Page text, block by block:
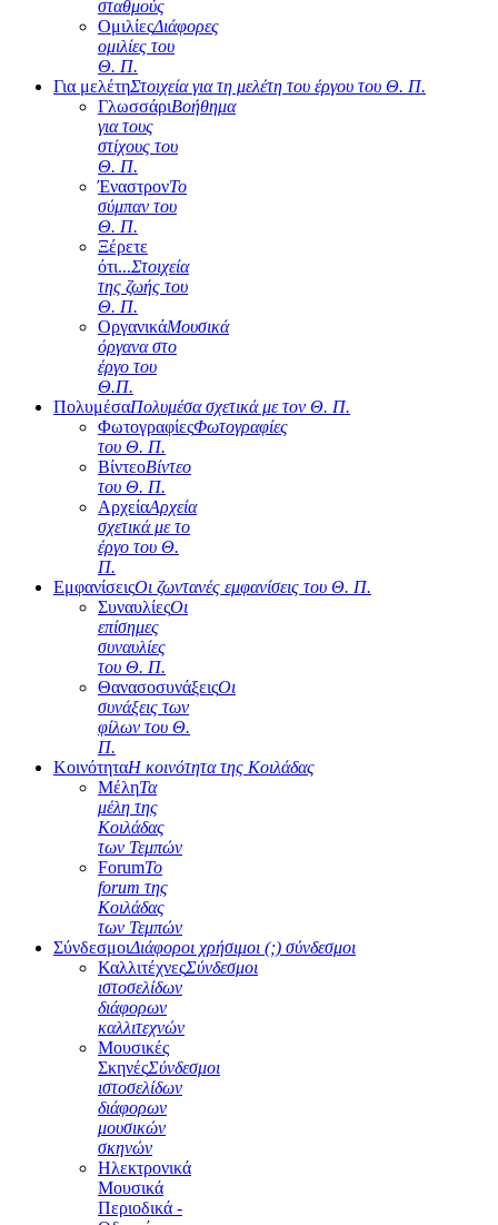
σταθμούς
ΟμιλίεςΔιάφορες
ομιλίες του
Θ. Π.
Για μελέτηΣτοιχεία για τη μελέτη του έργου του Θ. Π.
ΓλωσσάριΒοήθημα
για τους
στίχους του
Θ. Π.
ΈναστρονΤο
σύμπαν του
Θ. Π.
Ξέρετε
ότι...Στοιχεία
της ζωής του
Θ. Π.
ΟργανικάΜουσικά
όργανα στο
έργο του
Θ.Π.
ΠολυμέσαΠολυμέσα σχετικά με τον Θ. Π.
ΦωτογραφίεςΦωτογραφίες
του Θ. Π.
ΒίντεοΒίντεο
του Θ. Π.
ΑρχείαΑρχεία
σχετικά με το
έργο του Θ.
Π.
ΕμφανίσειςΟι ζωντανές εμφανίσεις του Θ. Π.
ΣυναυλίεςΟι
επίσημες
συναυλίες
του Θ. Π.
ΘανασοσυνάξειςΟι
συνάξεις των
φίλων του Θ.
Π.
ΚοινότηταΗ κοινότητα της Κοιλάδας
ΜέληΤα
μέλη της
Κοιλάδας
των Τεμπών
ForumΤο
forum της
Κοιλάδας
των Τεμπών
ΣύνδεσμοιΔιάφοροι χρήσιμοι (;) σύνδεσμοι
ΚαλλιτέχνεςΣύνδεσμοι
ιστοσελίδων
διάφορων
καλλιτεχνών
Μουσικές
ΣκηνέςΣύνδεσμοι
ιστοσελίδων
διάφορων
μουσικών
σκηνών
Ηλεκτρονικά
Μουσικά
Περιοδικά -